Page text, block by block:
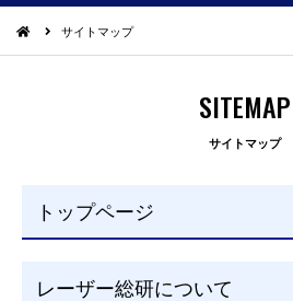
サイトマップ
SITEMAP
サイトマップ
トップページ
レーザー総研について